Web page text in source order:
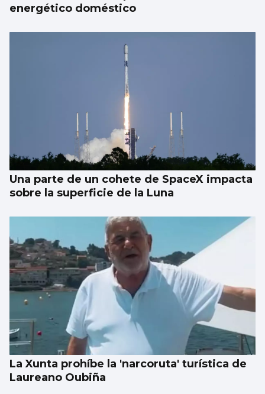
energético doméstico
Una parte de un cohete de SpaceX impacta
sobre la superficie de la Luna
La Xunta prohíbe la 'narcoruta' turística de
Laureano Oubiña